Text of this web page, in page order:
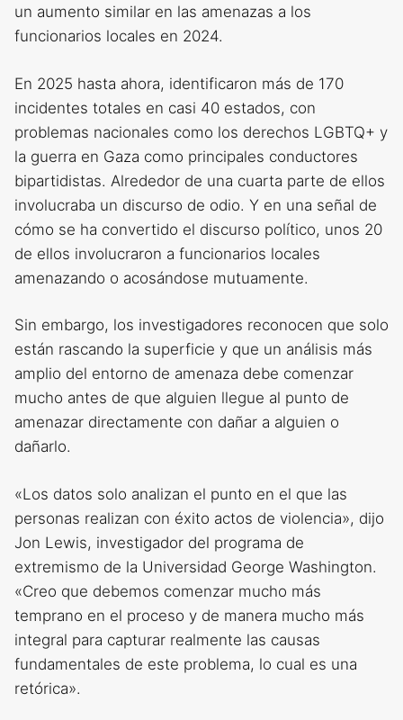
un aumento similar en las amenazas a los
funcionarios locales en 2024.
En 2025 hasta ahora, identificaron más de 170
incidentes totales en casi 40 estados, con
problemas nacionales como los derechos LGBTQ+ y
la guerra en Gaza como principales conductores
bipartidistas. Alrededor de una cuarta parte de ellos
involucraba un discurso de odio. Y en una señal de
cómo se ha convertido el discurso político, unos 20
de ellos involucraron a funcionarios locales
amenazando o acosándose mutuamente.
Sin embargo, los investigadores reconocen que solo
están rascando la superficie y que un análisis más
amplio del entorno de amenaza debe comenzar
mucho antes de que alguien llegue al punto de
amenazar directamente con dañar a alguien o
dañarlo.
«Los datos solo analizan el punto en el que las
personas realizan con éxito actos de violencia», dijo
Jon Lewis, investigador del programa de
extremismo de la Universidad George Washington.
«Creo que debemos comenzar mucho más
temprano en el proceso y de manera mucho más
integral para capturar realmente las causas
fundamentales de este problema, lo cual es una
retórica».